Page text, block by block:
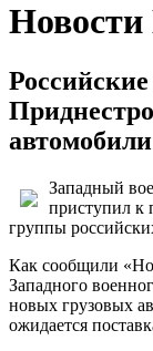
Западный
приступил к
группы
Как сообщили
Западного
новых грузовых
ожидается